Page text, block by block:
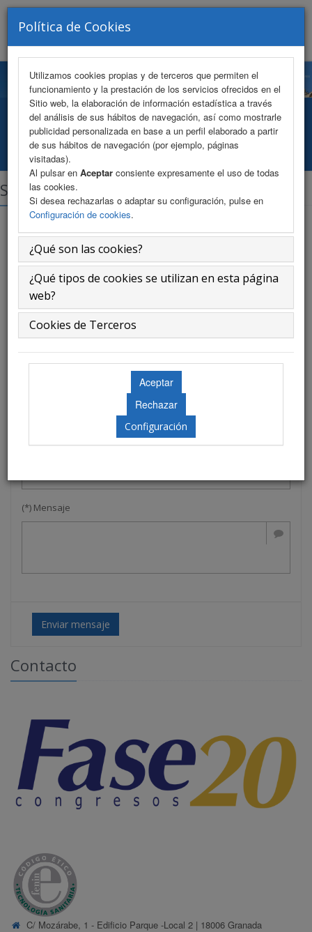
Política de Cookies
Utilizamos cookies propias y de terceros que permiten el
funcionamiento y la prestación de los servicios ofrecidos en el
Sitio web, la elaboración de información estadística a través
del análisis de sus hábitos de navegación, así como mostrarle
publicidad personalizada en base a un perfil elaborado a partir
de sus hábitos de navegación (por ejemplo, páginas
visitadas).
Al pulsar en Aceptar consiente expresamente el uso de todas
las cookies.
Si desea rechazarlas o adaptar su configuración, pulse en
Configuración de cookies.
¿Qué son las cookies?
¿Qué tipos de cookies se utilizan en esta página
web?
Cookies de Terceros
Configuración
Secretaría Técnica
Inicio Información Secretaría Técnica
Secretaría Técnica
Puede hacernos llegar cualquier consulta enviandonos un
correo electronico a
o rellenando
nuestroformulario de contacto.
Formulario de Contacto
(*) Mensaje
Enviar mensaje
Contacto
C/ Mozárabe, 1 - Edificio Parque -Local 2 | 18006 Granada